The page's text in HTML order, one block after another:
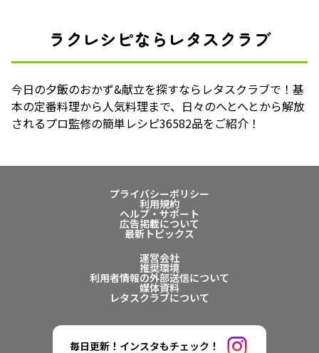
ラクレシピならレタスクラブ
今日の夕飯のおかず&献立を探すならレタスクラブで！基
本の定番料理から人気料理まで、日々のへとへとから解放
されるプロ監修の簡単レシピ36582品をご紹介！
プライバシーポリシー
利用規約
ヘルプ・サポート
広告掲載について
最新トピックス
運営会社
推奨環境
利用者情報の外部送信について
媒体資料
レタスクラブについて
毎日更新！インスタもチェック！